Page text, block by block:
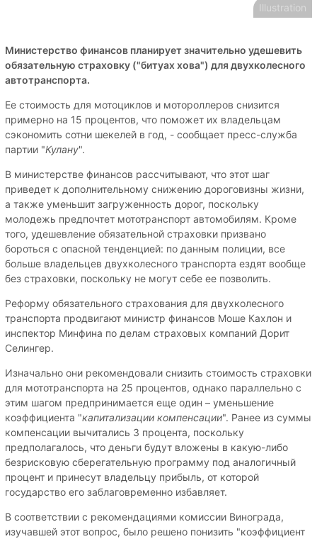
Illustration
Министерство финансов планирует значительно удешевить
обязательную страховку ("битуах хова") для двухколесного
автотранспорта.
Ее стоимость для мотоциклов и мотороллеров снизится
примерно на 15 процентов, что поможет их владельцам
сэкономить сотни шекелей в год, - сообщает пресс-служба
партии "Кулану".
В министерстве финансов рассчитывают, что этот шаг
приведет к дополнительному снижению дороговизны жизни,
а также уменьшит загруженность дорог, поскольку
молодежь предпочтет мототранспорт автомобилям. Кроме
того, удешевление обязательной страховки призвано
бороться с опасной тенденцией: по данным полиции, все
больше владельцев двухколесного транспорта ездят вообще
без страховки, поскольку не могут себе ее позволить.
Реформу обязательного страхования для двухколесного
транспорта продвигают министр финансов Моше Кахлон и
инспектор Минфина по делам страховых компаний Дорит
Селингер.
Изначально они рекомендовали снизить стоимость страховки
для мототранспорта на 25 процентов, однако параллельно с
этим шагом предпринимается еще один – уменьшение
коэффициента "капитализации компенсации". Ранее из суммы
компенсации вычитались 3 процента, поскольку
предполагалось, что деньги будут вложены в какую-либо
безрисковую сберегательную программу под аналогичный
процент и принесут владельцу прибыль, от которой
государство его заблаговременно избавляет.
В соответствии с рекомендациями комиссии Винограда,
изучавшей этот вопрос, было решено понизить "коэффициент